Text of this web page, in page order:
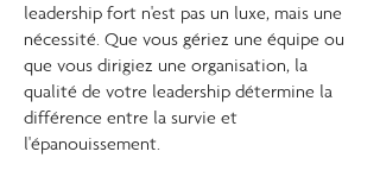
leadership fort n'est pas un luxe, mais une
nécessité. Que vous gériez une équipe ou
que vous dirigiez une organisation, la
qualité de votre leadership détermine la
différence entre la survie et
l'épanouissement.